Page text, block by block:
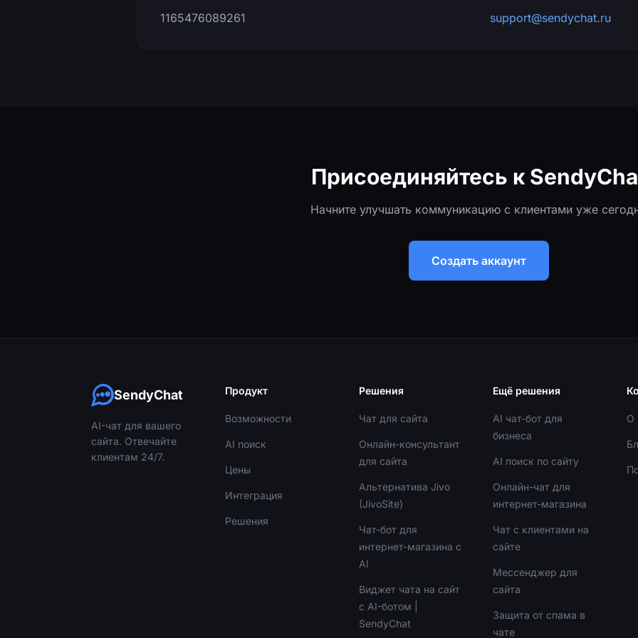
1165476089261
support@sendychat.ru
Присоединяйтесь к
Начните улучшать коммуникацию с клиентами уже
Создать аккаунт
SendyChat
AI-чат для вашего
сайта. Отвечайте
клиентам 24/7.
Продукт
Возможности
AI поиск
Цены
Интеграция
Решения
Решения
Чат для сайта
Онлайн-консультант
для сайта
Альтернатива Jivo
(JivoSite)
Чат-бот для
интернет-магазина с
AI
Виджет чата на сайт
с AI-ботом |
SendyChat
Ещё решения
AI чат-бот для
бизнеса
AI поиск по сайту
Онлайн-чат для
интернет-магазина
Чат с клиентами на
сайте
Мессенджер для
сайта
Защита от спама в
чате
О